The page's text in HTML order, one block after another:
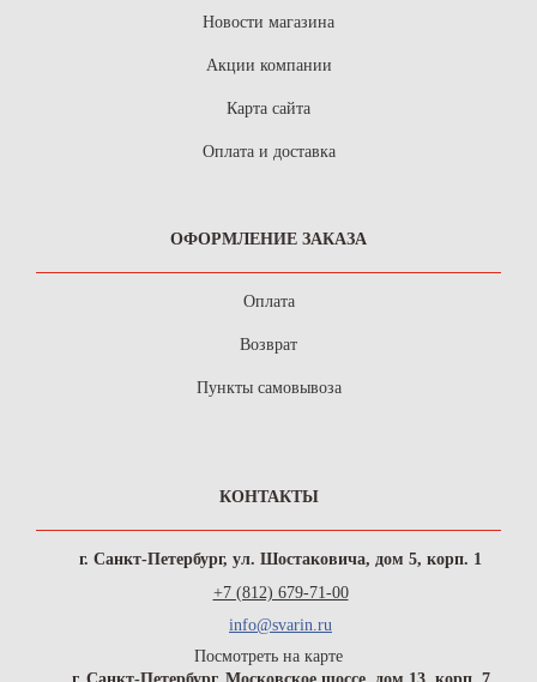
Новости магазина
Акции компании
Карта сайта
Оплата и доставка
ОФОРМЛЕНИЕ ЗАКАЗА
Оплата
Возврат
Пункты самовывоза
КОНТАКТЫ
г. Санкт-Петербург, ул. Шостаковича, дом 5, корп. 1
+7 (812) 679-71-00
info@svarin.ru
Посмотреть на карте